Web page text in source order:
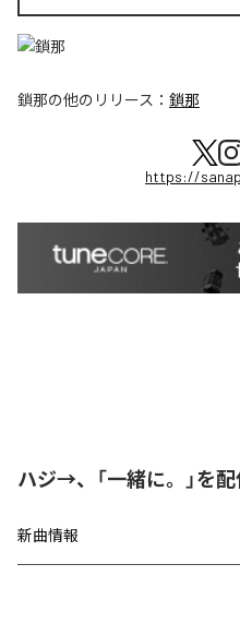
鎖那の他のリリース： 鎖那
https://
ハジ→、「一緒に。」を
新曲情報